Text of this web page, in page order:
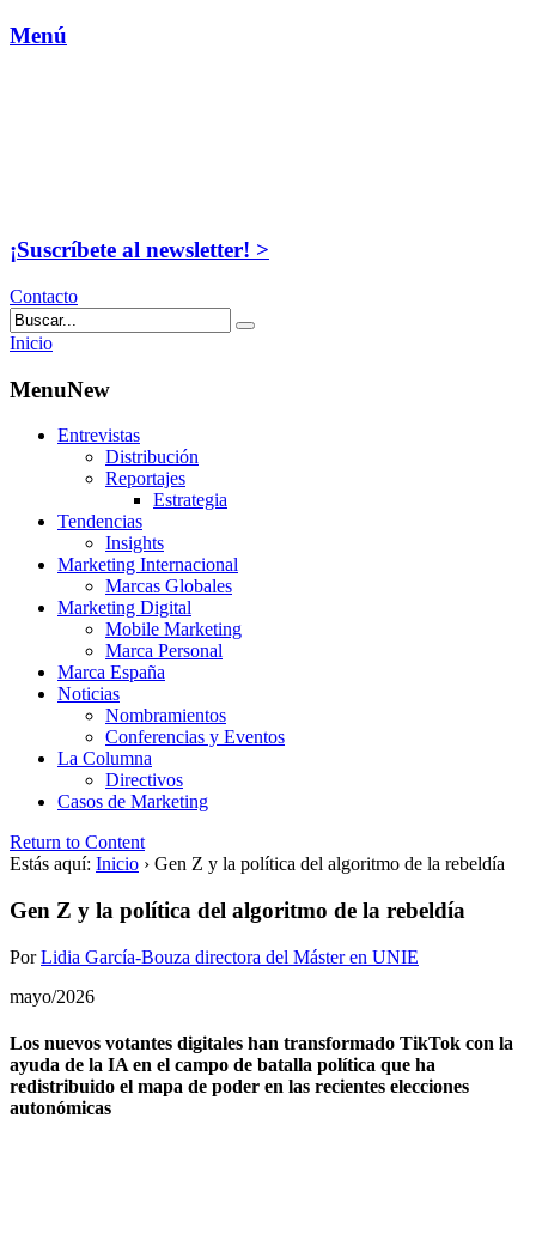
Menú
¡Suscríbete al newsletter! >
Contacto
Inicio
MenuNew
Entrevistas
Distribución
Reportajes
Estrategia
Tendencias
Insights
Marketing Internacional
Marcas Globales
Marketing Digital
Mobile Marketing
Marca Personal
Marca España
Noticias
Nombramientos
Conferencias y Eventos
La Columna
Directivos
Casos de Marketing
Return to Content
Estás aquí: Inicio › Gen Z y la política del algoritmo de la rebeldía
Gen Z y la política del algoritmo de la rebeldía
PorLidia García-Bouza directora del Máster en UNIE
mayo/2026
Los nuevos votantes digitales han transformado TikTok con la
ayuda de la IA en el campo de batalla política que ha
redistribuido el mapa de poder en las recientes elecciones
autonómicas